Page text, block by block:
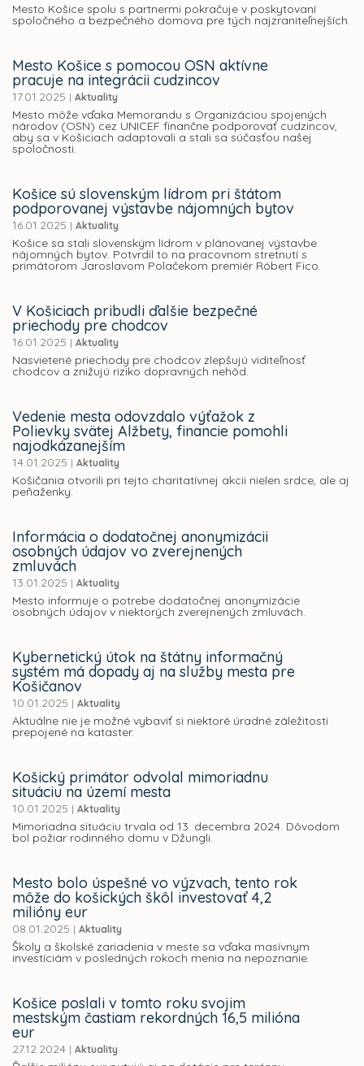
Mesto Košice spolu s partnermi pokračuje v poskytovaní
spoločného a bezpečného domova pre tých najzraniteľnejších.
Mesto Košice s pomocou OSN aktívne
pracuje na integrácii cudzincov
17.01.2025 | Aktuality
Mesto môže vďaka Memorandu s Organizáciou spojených
národov (OSN) cez UNICEF finančne podporovať cudzincov,
aby sa v Košiciach adaptovali a stali sa súčasťou našej
spoločnosti.
Košice sú slovenským lídrom pri štátom
podporovanej výstavbe nájomných bytov
16.01.2025 | Aktuality
Košice sa stali slovenským lídrom v plánovanej výstavbe
nájomných bytov. Potvrdil to na pracovnom stretnutí s
primátorom Jaroslavom Polačekom premiér Róbert Fico.
V Košiciach pribudli ďalšie bezpečné
priechody pre chodcov
16.01.2025 | Aktuality
Nasvietené priechody pre chodcov zlepšujú viditeľnosť
chodcov a znižujú riziko dopravných nehôd.
Vedenie mesta odovzdalo výťažok z
Polievky svätej Alžbety, financie pomohli
najodkázanejším
14.01.2025 | Aktuality
Košičania otvorili pri tejto charitatívnej akcii nielen srdce, ale aj
peňaženky.
Informácia o dodatočnej anonymizácii
osobných údajov vo zverejnených
zmluvách
13.01.2025 | Aktuality
Mesto informuje o potrebe dodatočnej anonymizácie
osobných údajov v niektorých zverejnených zmluvách.
Kybernetický útok na štátny informačný
systém má dopady aj na služby mesta pre
Košičanov
10.01.2025 | Aktuality
Aktuálne nie je možné vybaviť si niektoré úradné záležitosti
prepojené na kataster.
Košický primátor odvolal mimoriadnu
situáciu na území mesta
10.01.2025 | Aktuality
Mimoriadna situáciu trvala od 13. decembra 2024. Dôvodom
bol požiar rodinného domu v Džungli.
Mesto bolo úspešné vo výzvach, tento rok
môže do košických škôl investovať 4,2
milióny eur
08.01.2025 | Aktuality
Školy a školské zariadenia v meste sa vďaka masívnym
investíciám v posledných rokoch menia na nepoznanie.
Košice poslali v tomto roku svojim
mestským častiam rekordných 16,5 milióna
eur
27.12.2024 | Aktuality